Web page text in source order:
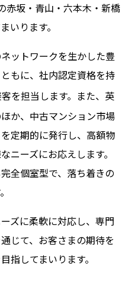
赤坂・青山・六本木・新橋
いります。
ットワークを生かした豊
もに、社内認定資格を持
を担当します。また、英
か、中古マンション市場
定期的に発行し、高額物
ニーズにお応えします。
全個室型で、落ち着きの
ズに柔軟に対応し、専門
じて、お客さまの期待を
指してまいります。